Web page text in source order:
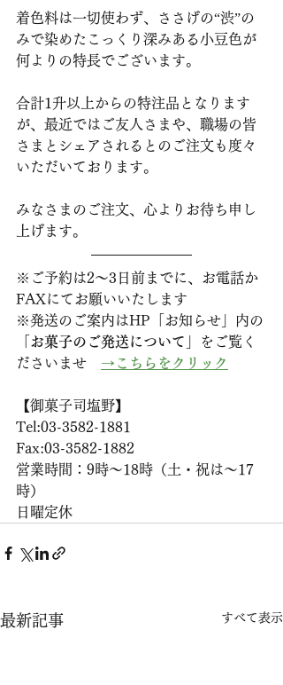
着色料は一切使わず、ささげの“渋”の
みで染めたこっくり深みある小豆色が
何よりの特長でございます。
合計1升以上からの特注品となります
が、最近ではご友人さまや、職場の皆
さまとシェアされるとのご注文も度々
いただいております。
みなさまのご注文、心よりお待ち申し
上げます。
※ご予約は2〜3日前までに、お電話か
FAXにてお願いいたします
※発送のご案内はHP「お知らせ」内の
「お菓子のご発送について」
をご覧く
ださいませ →こちらをクリック
【御菓子司塩野】
Tel:03-3582-1881
Fax:03-3582-1882
営業時間：9時〜18時（土・祝は〜17
時）
日曜定休
最新記事 すべて表示